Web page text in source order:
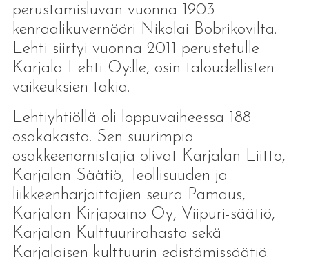
perustamisluvan vuonna 1903
kenraalikuvernööri Nikolai Bobrikovilta.
Lehti siirtyi vuonna 2011 perustetulle
Karjala Lehti Oy:lle, osin taloudellisten
vaikeuksien takia.
Lehtiyhtiöllä oli loppuvaiheessa 188
osakakasta. Sen suurimpia
osakkeenomistajia olivat Karjalan Liitto,
Karjalan Säätiö, Teollisuuden ja
liikkeenharjoittajien seura Pamaus,
Karjalan Kirjapaino Oy, Viipuri-säätiö,
Karjalan Kulttuurirahasto sekä
Karjalaisen kulttuurin edistämissäätiö.